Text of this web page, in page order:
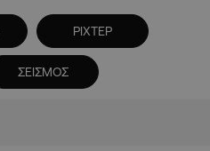
ΡΙΧΤΕΡ
ΣΕΙΣΜΟΣ